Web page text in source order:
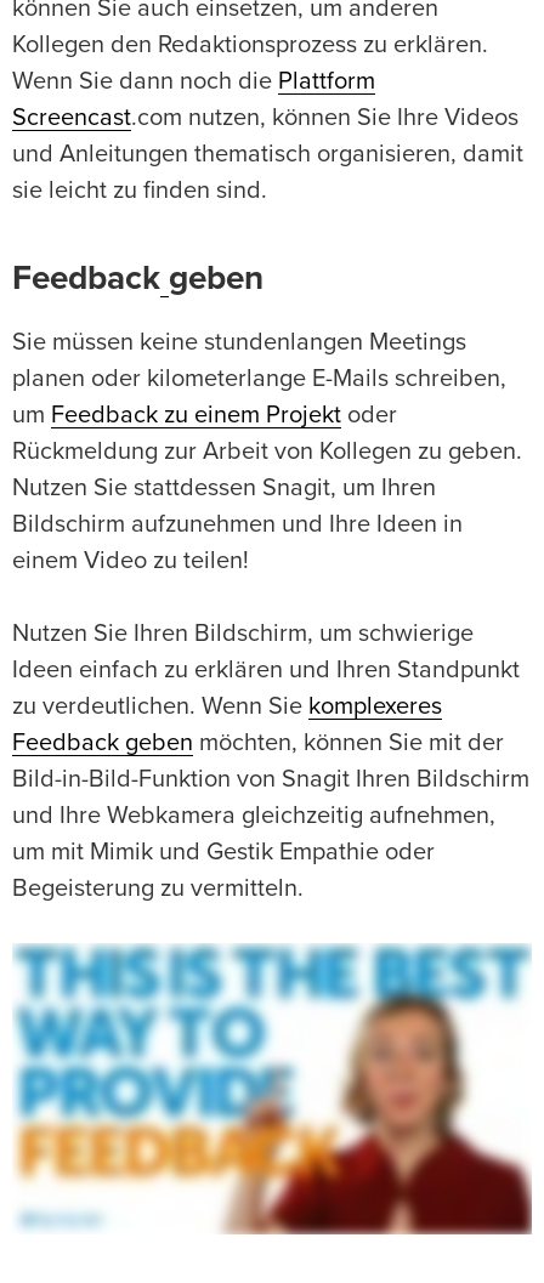
können Sie auch einsetzen, um anderen
Kollegen den Redaktionsprozess zu erklären.
Wenn Sie dann noch die Plattform
Screencast.com nutzen, können Sie Ihre Videos
und Anleitungen thematisch organisieren, damit
sie leicht zu finden sind.
Feedback geben
Sie müssen keine stundenlangen Meetings
planen oder kilometerlange E-Mails schreiben,
um Feedback zu einem Projekt oder
Rückmeldung zur Arbeit von Kollegen zu geben.
Nutzen Sie stattdessen Snagit, um Ihren
Bildschirm aufzunehmen und Ihre Ideen in
einem Video zu teilen!
Nutzen Sie Ihren Bildschirm, um schwierige
Ideen einfach zu erklären und Ihren Standpunkt
zu verdeutlichen. Wenn Sie komplexeres
Feedback geben möchten, können Sie mit der
Bild-in-Bild-Funktion von Snagit Ihren Bildschirm
und Ihre Webkamera gleichzeitig aufnehmen,
um mit Mimik und Gestik Empathie oder
Begeisterung zu vermitteln.